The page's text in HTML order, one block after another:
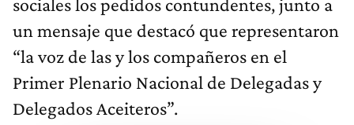
sociales los pedidos contundentes, junto a
un mensaje que destacó que representaron
“la voz de las y los compañeros en el
Primer Plenario Nacional de Delegadas y
Delegados Aceiteros”.